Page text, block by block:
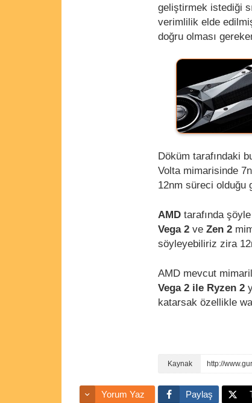
geliştirmek istediği
verimlilik elde
doğru olması
Döküm tarafındaki
Volta mimarisinde
12nm süreci olduğu
AMD tarafında
Vega 2 ve Zen 2
söyleyebiliriz zira
AMD mevcut
Vega 2 ile Ryzen 2
katarsak özellikle
http://
Yorum Yaz Paylaş